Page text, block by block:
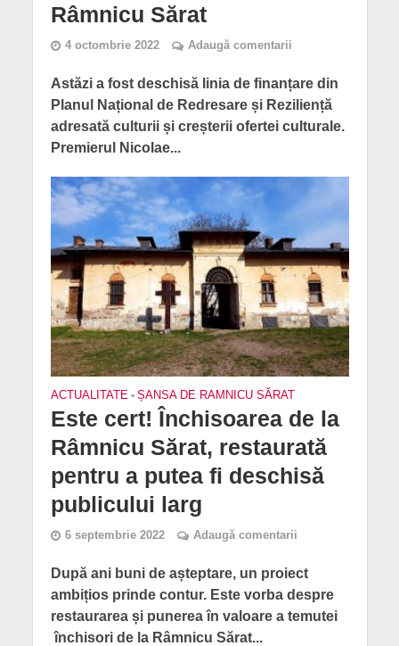
Râmnicu Sărat
4 octombrie 2022 Adaugă comentarii
Astăzi a fost deschisă linia de finanțare din
Planul Național de Redresare și Reziliență
adresată culturii și creșterii ofertei culturale.
Premierul Nicolae...
ACTUALITATE • ȘANSA DE RAMNICU SĂRAT
Este cert! Închisoarea de la
Râmnicu Sărat, restaurată
pentru a putea fi deschisă
publicului larg
6 septembrie 2022 Adaugă comentarii
După ani buni de așteptare, un proiect
ambițios prinde contur. Este vorba despre
restaurarea și punerea în valoare a temutei
închisori de la Râmnicu Sărat...